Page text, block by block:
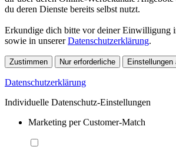
du deren Dienste bereits selbst nutzt.
Erkundige dich bitte vor deiner Einwilligung
sowie in unsererDatenschutzerklärung.
Zustimmen Nur erforderliche Einstellungen
Datenschutzerklärung
Individuelle Datenschutz-Einstellungen
Marketing per Customer-Match